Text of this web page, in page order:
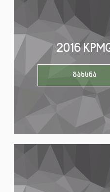
2016
გახსნა